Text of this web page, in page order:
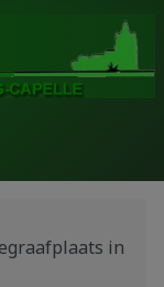
in